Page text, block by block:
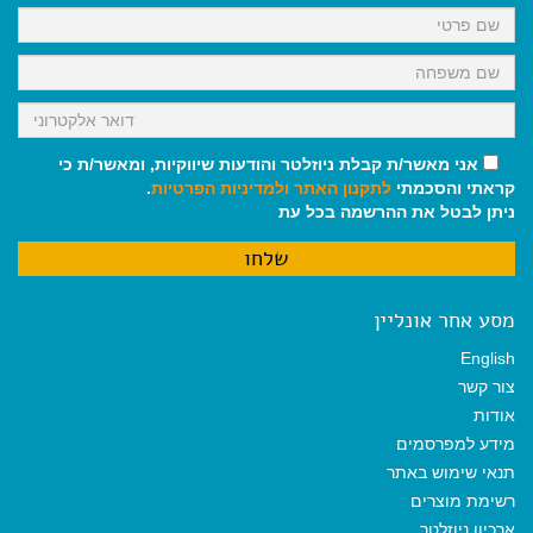
k
p
m
אני מאשר/ת קבלת ניוזלטר והודעות שיווקיות, ומאשר/ת כי
קראתי והסכמתי לתקנון האתר ולמדיניות הפרטיות.
ניתן לבטל את ההרשמה בכל עת
מסע אחר אונליין
English
צור קשר
אודות
מידע למפרסמים
תנאי שימוש באתר
רשימת מוצרים